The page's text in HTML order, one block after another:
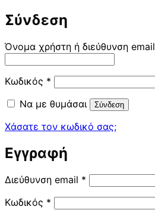
Σύνδεση
Όνομα χρήστη ή διεύθυνση email
Κωδικός * Απαιτείται
Να με θυμάσαι
Σύνδεση
Χάσατε τον κωδικό σας;
Εγγραφή
Διεύθυνση email * Απαιτείται
Κωδικός * Απαιτείται